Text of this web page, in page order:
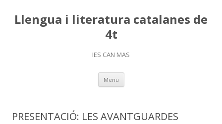
Llengua i literatura catalanes de
4t
IES CAN MAS
Menu Skip
content
PRESENTACIÓ: LES AVANTGUARDES